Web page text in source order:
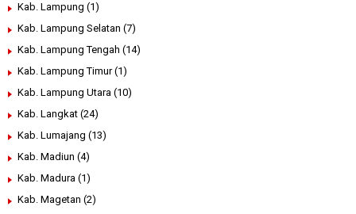
Kab. Lampung (1)
Kab. Lampung Selatan (7)
Kab. Lampung Tengah (14)
Kab. Lampung Timur (1)
Kab. Lampung Utara (10)
Kab. Langkat (24)
Kab. Lumajang (13)
Kab. Madiun (4)
Kab. Madura (1)
Kab. Magetan (2)